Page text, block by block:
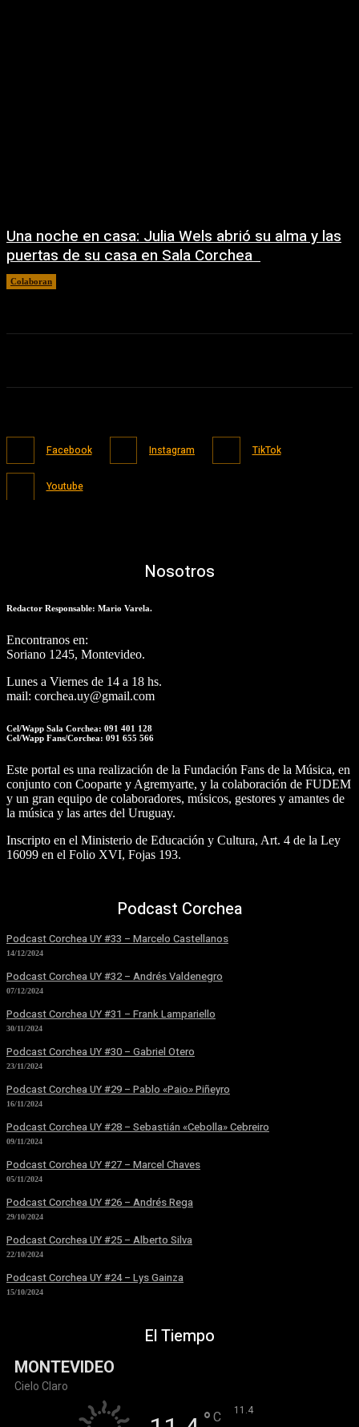
Una noche en casa: Julia Wels abrió su alma y las
puertas de su casa en Sala Corchea
Colaboran
Facebook Instagram TikTok
Youtube
Nosotros
Redactor Responsable: Mario Varela.
Encontranos en:
Soriano 1245, Montevideo.
Lunes a Viernes de 14 a 18 hs.
mail: corchea.uy@gmail.com
Cel/Wapp Sala Corchea: 091 401 128
Cel/Wapp Fans/Corchea: 091 655 566
Este portal es una realización de la Fundación Fans de la Música, en
conjunto con Cooparte y Agremyarte, y la colaboración de FUDEM
y un gran equipo de colaboradores, músicos, gestores y amantes de
la música y las artes del Uruguay.
Inscripto en el Ministerio de Educación y Cultura, Art. 4 de la Ley
16099 en el Folio XVI, Fojas 193.
Podcast Corchea
Podcast Corchea UY #33 – Marcelo Castellanos
14/12/2024
Podcast Corchea UY #32 – Andrés Valdenegro
07/12/2024
Podcast Corchea UY #31 – Frank Lampariello
30/11/2024
Podcast Corchea UY #30 – Gabriel Otero
23/11/2024
Podcast Corchea UY #29 – Pablo «Paio» Piñeyro
16/11/2024
Podcast Corchea UY #28 – Sebastián «Cebolla» Cebreiro
09/11/2024
Podcast Corchea UY #27 – Marcel Chaves
05/11/2024
Podcast Corchea UY #26 – Andrés Rega
29/10/2024
Podcast Corchea UY #25 – Alberto Silva
22/10/2024
Podcast Corchea UY #24 – Lys Gainza
15/10/2024
El Tiempo
MONTEVIDEO
Cielo Claro
° C 11.4